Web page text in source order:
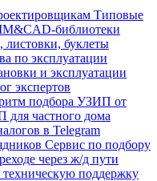
Типовые
библиотеки
листовки, буклеты
по эксплуатации
и эксплуатации
экспертов
подбора УЗИП от
частного дома
в Telegram
Сервис по подбору
через ж/д пути
техническую поддержку